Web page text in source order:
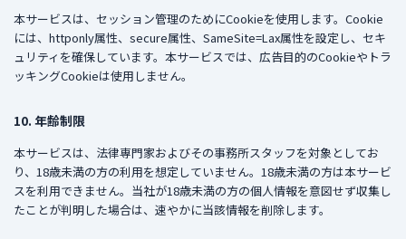
本サービスは、セッション管理のためにCookieを使用します。Cookie
には、httponly属性、secure属性、SameSite=Lax属性を設定し、セキ
ュリティを確保しています。本サービスでは、広告目的のCookieやトラ
ッキングCookieは使用しません。
10. 年齢制限
本サービスは、法律専門家およびその事務所スタッフを対象としてお
り、18歳未満の方の利用を想定していません。18歳未満の方は本サービ
スを利用できません。当社が18歳未満の方の個人情報を意図せず収集し
たことが判明した場合は、速やかに当該情報を削除します。